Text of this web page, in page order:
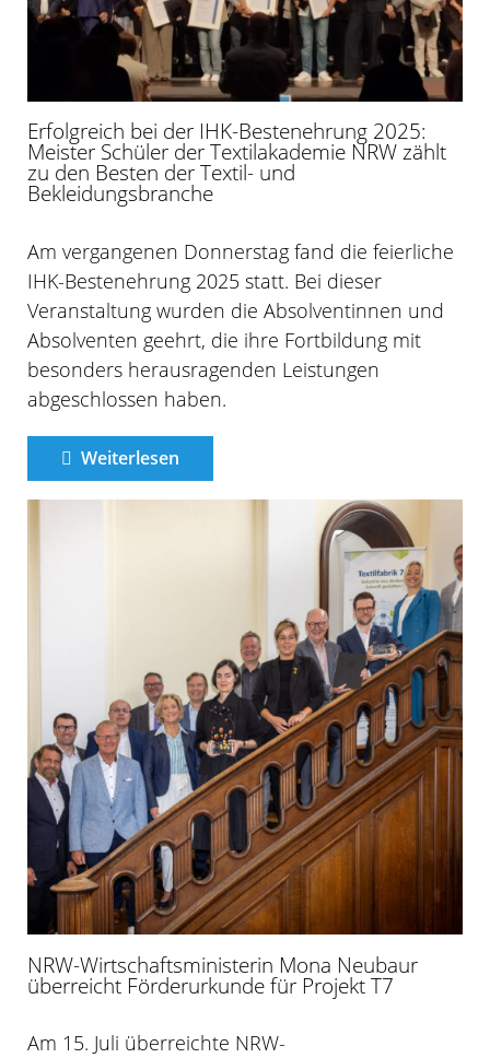
Erfolgreich bei der IHK-Bestenehrung 2025:
Meister Schüler der Textilakademie NRW zählt
zu den Besten der Textil- und
Bekleidungsbranche
Am vergangenen Donnerstag fand die feierliche
IHK-Bestenehrung 2025 statt. Bei dieser
Veranstaltung wurden die Absolventinnen und
Absolventen geehrt, die ihre Fortbildung mit
besonders herausragenden Leistungen
abgeschlossen haben.
Weiterlesen
NRW-Wirtschaftsministerin Mona Neubaur
überreicht Förderurkunde für Projekt T7
Am 15. Juli überreichte NRW-